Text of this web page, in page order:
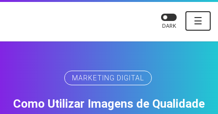
☰
DARK
MARKETING DIGITAL
Como Utilizar Imagens de Qualidade